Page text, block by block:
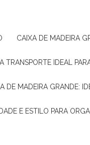
CAIXA DE MADEIRA
TRANSPORTE IDEAL
DE MADEIRA GRANDE:
E ESTILO PARA